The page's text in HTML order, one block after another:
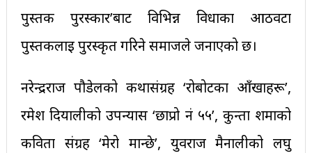
पुस्तक पुरस्कार’बाट विभिन्न विधाका आठवटा
पुस्तकलाई पुरस्कृत गरिने समाजले जनाएको छ।
नरेन्द्रराज पौडेलको कथासंग्रह ‘रोबोटका आँखाहरू’,
रमेश दियालीको उपन्यास ‘छाप्रो नं ५५’, कुन्ता शर्माको
कविता संग्रह ‘मेरो मान्छे’, युवराज मैनालीको लघु